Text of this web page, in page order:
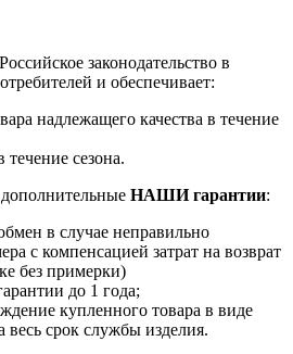
законодательство в
и обеспечивает:
надлежащего качества в течение
течение сезона.
НАШИ гарантии:
в случае неправильно
с компенсацией затрат на возврат
без примерки)
до 1 года;
купленного товара в виде
весь срок службы изделия.